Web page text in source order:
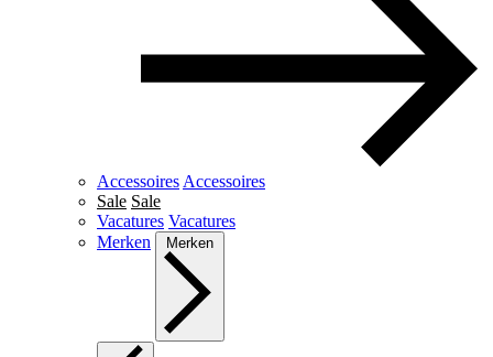
Accessoires Accessoires
Sale Sale
Vacatures Vacatures
Merken
Merken